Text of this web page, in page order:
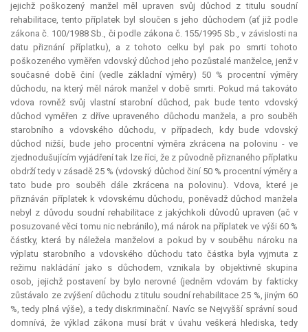
jejichž poškozený manžel měl upraven svůj důchod z titulu soudní
rehabilitace, tento příplatek byl sloučen s jeho důchodem (ať již podle
zákona č. 100/1988 Sb., či podle zákona č. 155/1995 Sb., v závislosti na
datu přiznání příplatku), a z tohoto celku byl pak po smrti tohoto
poškozeného vyměřen vdovský důchod jeho pozůstalé manželce, jenž v
současné době činí (vedle základní výměry) 50 % procentní výměry
důchodu, na který měl nárok manžel v době smrti. Pokud má takováto
vdova rovněž svůj vlastní starobní důchod, pak bude tento vdovský
důchod vyměřen z dříve upraveného důchodu manžela, a pro souběh
starobního a vdovského důchodu, v případech, kdy bude vdovský
důchod nižší, bude jeho procentní výměra zkrácena na polovinu - ve
zjednodušujícím vyjádření tak lze říci, že z původně přiznaného příplatku
obdrží tedy v zásadě 25 % (vdovský důchod činí 50 % procentní výměry a
tato bude pro souběh dále zkrácena na polovinu). Vdova, které je
přiznáván příplatek k vdovskému důchodu, poněvadž důchod manžela
nebyl z důvodu soudní rehabilitace z jakýchkoli důvodů upraven (ač v
posuzované věci tomu nic nebránilo), má nárok na příplatek ve výši 60 %
částky, která by náležela manželovi a pokud by v souběhu nároku na
výplatu starobního a vdovského důchodu tato částka byla vyjmuta z
režimu nakládání jako s důchodem, vznikala by objektivně skupina
osob, jejichž postavení by bylo nerovné (jedněm vdovám by fakticky
zůstávalo ze zvýšení důchodu z titulu soudní rehabilitace 25 %, jiným 60
%, tedy plná výše), a tedy diskriminační. Navíc se Nejvyšší správní soud
domnívá, že výklad zákona musí brát v úvahu veškerá hlediska, tedy